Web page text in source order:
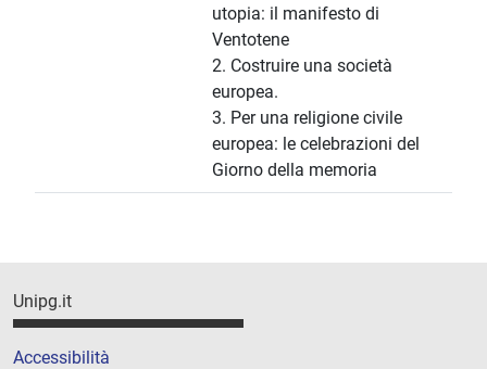
utopia: il manifesto di
Ventotene
2. Costruire una società
europea.
3. Per una religione civile
europea: le celebrazioni del
Giorno della memoria
Unipg.it
Accessibilità